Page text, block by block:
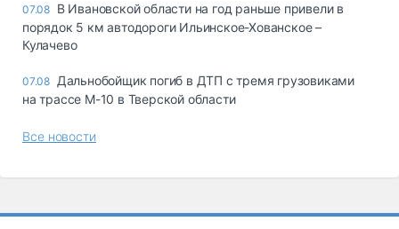
07.08 В Ивановской области на год раньше привели в
порядок 5 км автодороги Ильинское-Хованское –
Кулачево
07.08 Дальнобойщик погиб в ДТП с тремя грузовиками
на трассе М-10 в Тверской области
Все новости